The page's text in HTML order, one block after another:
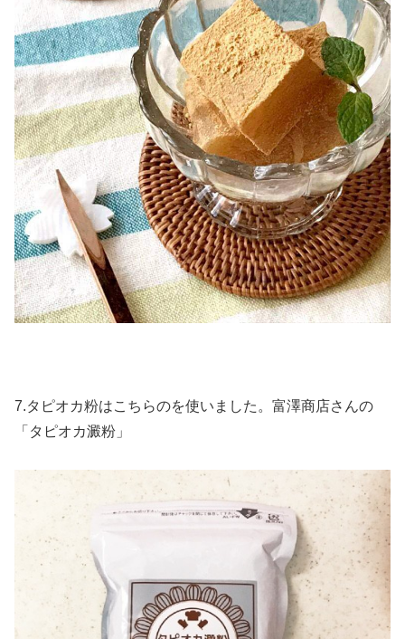
7.タピオカ粉はこちらのを使いました。富澤商店さんの
「タピオカ澱粉」